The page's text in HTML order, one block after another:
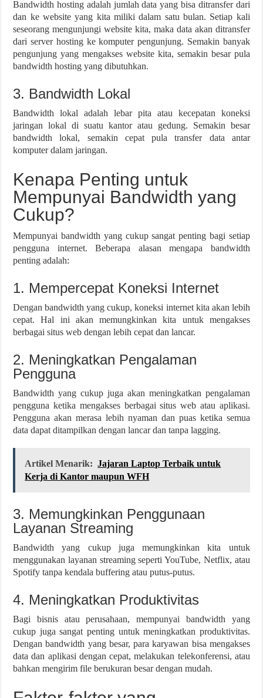
Bandwidth hosting adalah jumlah data yang bisa ditransfer dari
dan ke website yang kita miliki dalam satu bulan. Setiap kali
seseorang mengunjungi website kita, maka data akan ditransfer
dari server hosting ke komputer pengunjung. Semakin banyak
pengunjung yang mengakses website kita, semakin besar pula
bandwidth hosting yang dibutuhkan.
3. Bandwidth Lokal
Bandwidth lokal adalah lebar pita atau kecepatan koneksi
jaringan lokal di suatu kantor atau gedung. Semakin besar
bandwidth lokal, semakin cepat pula transfer data antar
komputer dalam jaringan.
Kenapa Penting untuk
Mempunyai Bandwidth yang
Cukup?
Mempunyai bandwidth yang cukup sangat penting bagi setiap
pengguna internet. Beberapa alasan mengapa bandwidth
penting adalah:
1. Mempercepat Koneksi Internet
Dengan bandwidth yang cukup, koneksi internet kita akan lebih
cepat. Hal ini akan memungkinkan kita untuk mengakses
berbagai situs web dengan lebih cepat dan lancar.
2. Meningkatkan Pengalaman
Pengguna
Bandwidth yang cukup juga akan meningkatkan pengalaman
pengguna ketika mengakses berbagai situs web atau aplikasi.
Pengguna akan merasa lebih nyaman dan puas ketika semua
data dapat ditampilkan dengan lancar dan tanpa lagging.
Artikel Menarik: Jajaran Laptop Terbaik untuk
Kerja di Kantor maupun WFH
3. Memungkinkan Penggunaan
Layanan Streaming
Bandwidth yang cukup juga memungkinkan kita untuk
menggunakan layanan streaming seperti YouTube, Netflix, atau
Spotify tanpa kendala buffering atau putus-putus.
4. Meningkatkan Produktivitas
Bagi bisnis atau perusahaan, mempunyai bandwidth yang
cukup juga sangat penting untuk meningkatkan produktivitas.
Dengan bandwidth yang besar, para karyawan bisa mengakses
data dan aplikasi dengan cepat, melakukan telekonferensi, atau
bahkan mengirim file berukuran besar dengan mudah.